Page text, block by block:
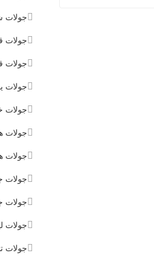
جولات
جولات
جولات
جولات
جولات
جولات
جولات
جولات
جولات
جولات
جولات